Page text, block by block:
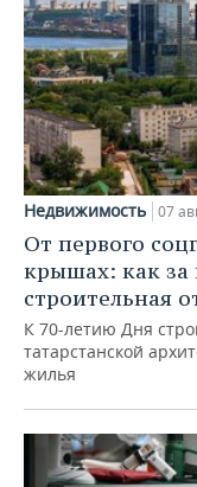
Недвижимость 07
От первого
крышах: как за
строительная
К 70-летию Дня
татарстанской
жилья